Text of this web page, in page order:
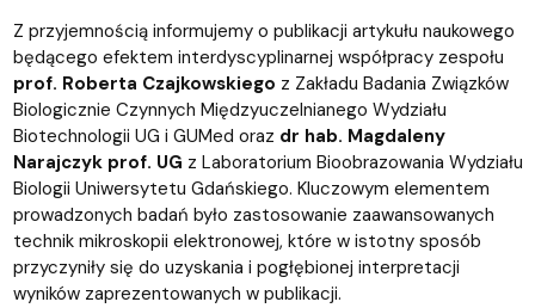
Z przyjemnością informujemy o publikacji artykułu naukowego
będącego efektem interdyscyplinarnej współpracy zespołu
prof. Roberta Czajkowskiego z Zakładu Badania Związków
Biologicznie Czynnych Międzyuczelnianego Wydziału
Biotechnologii UG i GUMed oraz dr hab. Magdaleny
Narajczyk prof. UG z Laboratorium Bioobrazowania Wydziału
Biologii Uniwersytetu Gdańskiego. Kluczowym elementem
prowadzonych badań było zastosowanie zaawansowanych
technik mikroskopii elektronowej, które w istotny sposób
przyczyniły się do uzyskania i pogłębionej interpretacji
wyników zaprezentowanych w publikacji.